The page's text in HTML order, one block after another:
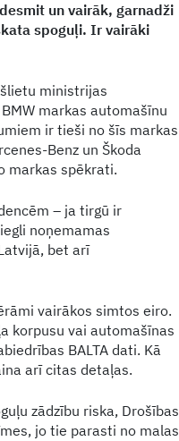
un vairāk, garnadži
spoguļi. Ir vairāki
ministrijas
markas automašīnu
ir tieši no šīs markas
Benz un Škoda
markas spēkrati.
– ja tirgū ir
noņemamas
bet arī
vairākos simtos eiro.
korpusu vai automašīnas
BALTA dati. Kā
arī citas detaļas.
zādzību riska, Drošības
jo tie parasti no malas